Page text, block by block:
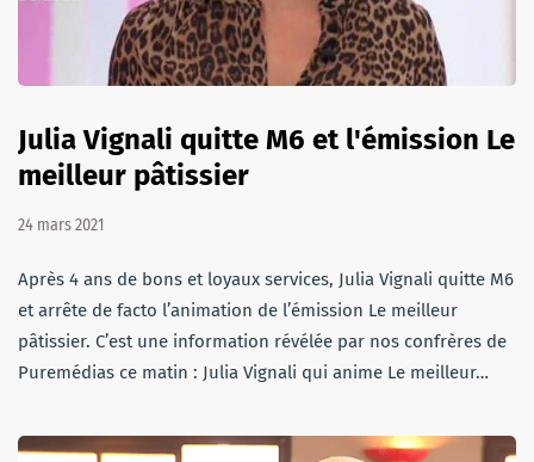
Julia Vignali quitte M6 et l'émission Le
meilleur pâtissier
24 mars 2021
Après 4 ans de bons et loyaux services, Julia Vignali quitte M6
et arrête de facto l’animation de l’émission Le meilleur
pâtissier. C’est une information révélée par nos confrères de
Puremédias ce matin : Julia Vignali qui anime Le meilleur…